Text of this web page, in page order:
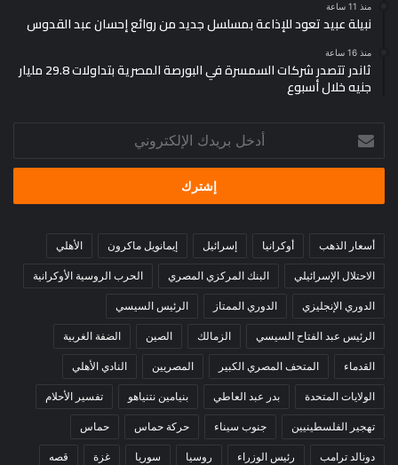
منذ 11 ساعة
نبيلة عبيد تعود للإذاعة بمسلسل جديد من روائع إحسان عبد القدوس
منذ 16 ساعة
ثاندر تتصدر شركات السمسرة في البورصة المصرية بتداولات 29.8 مليار
جنيه خلال أسبوع
بريدك
الإلكتروني
أسعار الذهب أوكرانيا إسرائيل إيمانويل ماكرون الأهلي
الاحتلال الإسرائيلي البنك المركزي المصري الحرب الروسية الأوكرانية
الدوري الإنجليزي الدوري الممتاز الرئيس السيسي
الرئيس عبد الفتاح السيسي الزمالك الصين الضفة الغربية
القدماء المتحف المصري الكبير المصريين النادي الأهلي
الولايات المتحدة بدر عبد العاطي بنيامين نتنياهو تفسير الأحلام
تهجير الفلسطينيين جنوب سيناء حركة حماس حماس
دونالد ترامب رئيس الوزراء روسيا سوريا غزة قصه